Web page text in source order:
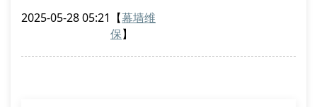
精准识别0.3μm级微粒构成，配合多相流态化清洗体
2025-05-28 05:21 【幕墙维
保】